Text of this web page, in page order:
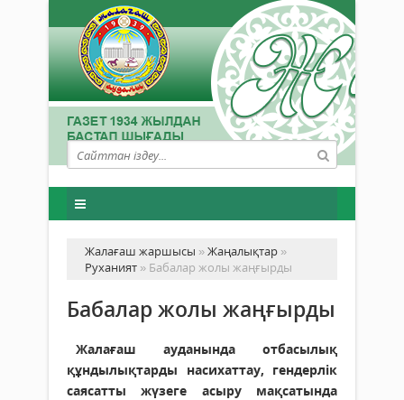
Жалағаш жаршысы »Жаңалықтар »
Руханият » Бабалар жолы жаңғырды
Бабалар жолы жаңғырды
Жалағаш ауданында отбасылық
құндылықтарды насихаттау, гендерлік
саясатты жүзеге асыру мақсатында